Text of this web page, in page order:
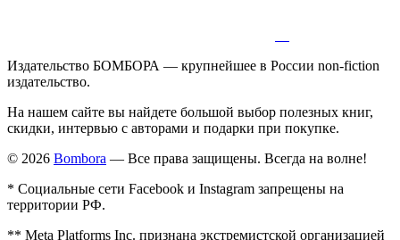
Издательство БОМБОРА — крупнейшее в России non-fiction
издательство.
На нашем сайте вы найдете большой выбор полезных книг,
скидки, интервью с авторами и подарки при покупке.
© 2026 Bombora — Все права защищены. Всегда на волне!
* Социальные сети Facebook и Instagram запрещены на
территории РФ.
** Meta Platforms Inc. признана экстремистской организацией